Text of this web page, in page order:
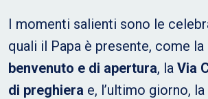
I momenti salienti sono le
quali il Papa è presente, come la
benvenuto e di apertura, la Via
di preghiera e, l’ultimo giorno, la